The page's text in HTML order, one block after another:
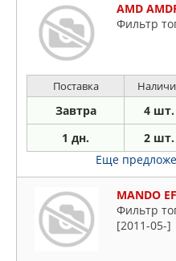
AMD
Фильтр
Поставка
Завтра 4 шт.
1 дн. 2 шт.
Еще
MANDO
Фильтр
[2011-05-]